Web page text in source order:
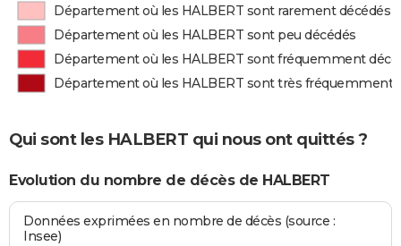
Département où les HALBERT sont rarement décédés
Département où les HALBERT sont peu décédés
Département où les HALBERT sont fréquemment
Département où les HALBERT sont très fréquemment
Qui sont les HALBERT qui nous ont quittés ?
Evolution du nombre de décès de HALBERT
Données exprimées en nombre de décès (source :
Insee)